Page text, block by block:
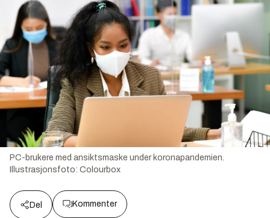
PC-brukere med ansiktsmaske under koronapandemien.
Illustrasjonsfoto: Colourbox
Del Kommenter